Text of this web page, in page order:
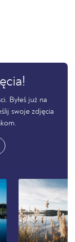
Byłeś już na
swoje zdjęcia